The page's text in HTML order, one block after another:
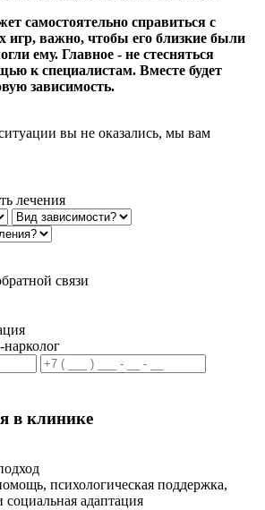
самостоятельно справиться с
игр, важно, чтобы его близкие были
ему. Главное - не стесняться
к специалистам. Вместе будет
зависимость.
вы не оказались, мы вам
лечения
связи
в клинике
психологическая поддержка,
социальная адаптация